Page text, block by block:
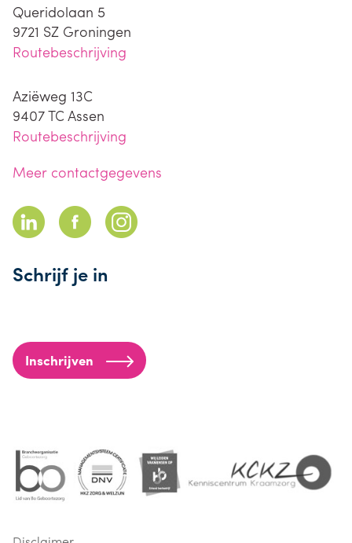
Queridolaan 5
9721 SZ Groningen
Routebeschrijving
Aziëweg 13C
9407 TC Assen
Routebeschrijving
Meer contactgegevens
Schrijf je in
Inschrijven